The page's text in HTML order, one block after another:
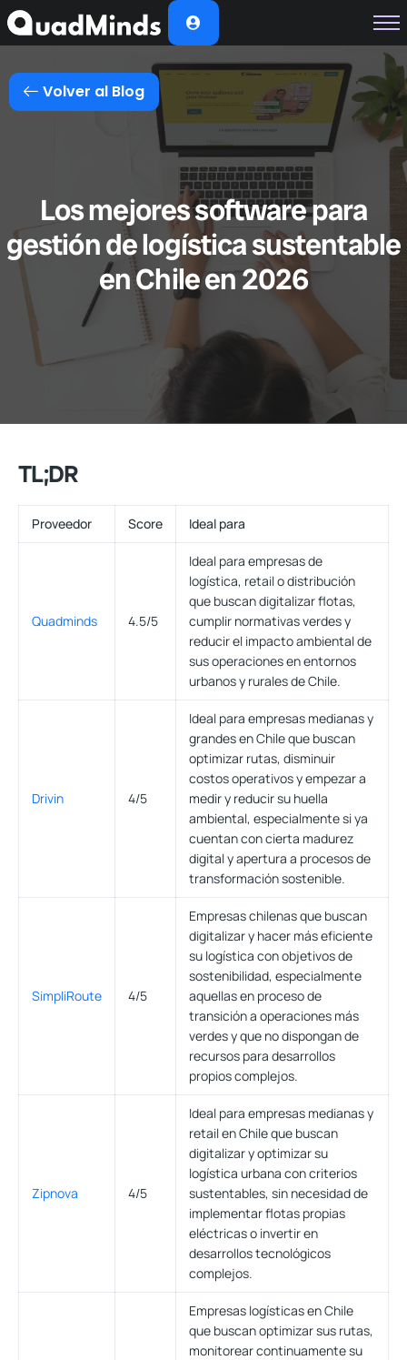
Soluciones
Módulos
Casos de Éxito
Volver al Blog
Los mejores software para
gestión de logística sustentable
en Chile en 2026
TL;DR
Proveedor Score Ideal para
Quadminds 4.5/5
Ideal para empresas de
logística, retail o distribución
que buscan digitalizar flotas,
cumplir normativas verdes y
reducir el impacto ambiental de
sus operaciones en entornos
urbanos y rurales de Chile.
Drivin 4/5
Ideal para empresas medianas y
grandes en Chile que buscan
optimizar rutas, disminuir
costos operativos y empezar a
medir y reducir su huella
ambiental, especialmente si ya
cuentan con cierta madurez
digital y apertura a procesos de
transformación sostenible.
SimpliRoute 4/5
Empresas chilenas que buscan
digitalizar y hacer más eficiente
su logística con objetivos de
sostenibilidad, especialmente
aquellas en proceso de
transición a operaciones más
verdes y que no dispongan de
recursos para desarrollos
propios complejos.
Zipnova 4/5
Ideal para empresas medianas y
retail en Chile que buscan
digitalizar y optimizar su
logística urbana con criterios
sustentables, sin necesidad de
implementar flotas propias
eléctricas o invertir en
desarrollos tecnológicos
complejos.
Empresas logísticas en Chile
que buscan optimizar sus rutas,
monitorear continuamente su